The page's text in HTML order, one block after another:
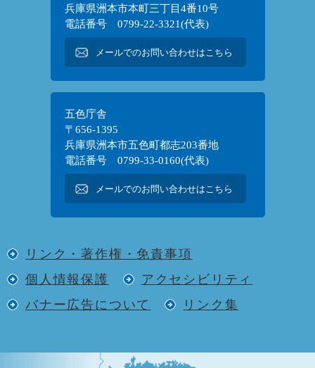
兵庫県洲本市本町三丁目4番10号
電話番号 0799-22-3321(代表)
メールでのお問い合わせはこちら
五色庁舎
〒656-1395
兵庫県洲本市五色町都志203番地
電話番号 0799-33-0160(代表)
メールでのお問い合わせはこちら
リンク・著作権・免責事項
個人情報保護
アクセシビリティ
バナー広告について
リンク集